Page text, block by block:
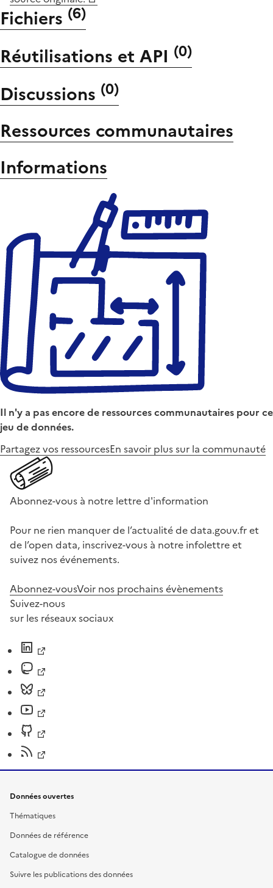
Fichiers (6)
Réutilisations et API (0)
Discussions (0)
Ressources communautaires
Informations
Il n'y a pas encore de ressources communautaires pour ce
jeu de données.
Partagez vos ressourcesEn savoir plus sur la communauté
Abonnez-vous à notre lettre d'information
Pour ne rien manquer de l’actualité de data.gouv.fr et
de l’open data, inscrivez-vous à notre infolettre et
suivez nos événements.
Abonnez-vousVoir nos prochains évènements
Suivez-nous
sur les réseaux sociaux
Données ouvertes
Thématiques
Données de référence
Catalogue de données
Suivre les publications des données